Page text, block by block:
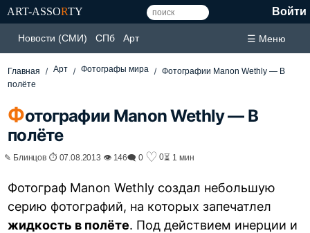
ART-ASSORTY Войти
Новости (СМИ) СПб Арт ☰ Меню
Главная Арт Фотографы мира
Фотографии Manon Wethly — В
полёте
Фотографии Manon Wethly — В
полёте
✎ Блинцов ⏱ 07.08.2013 👁 146🗨 0 ♡ 0⏳ 1 мин
Фотограф Manon Wethly создал небольшую
серию фотографий, на которых запечатлел
жидкость в полёте. Под действием инерции и